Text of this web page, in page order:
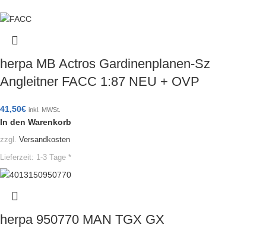
herpa MB Actros Gardinenplanen-Sz
Angleitner FACC 1:87 NEU + OVP
41,50€ inkl. MWSt.
In den Warenkorb
zzgl. Versandkosten
Lieferzeit: 1-3 Tage *
herpa 950770 MAN TGX GX